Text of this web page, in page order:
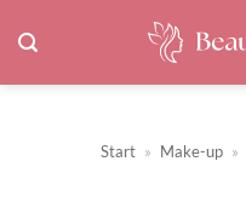
Inhalt
springen
Start » Make-up »